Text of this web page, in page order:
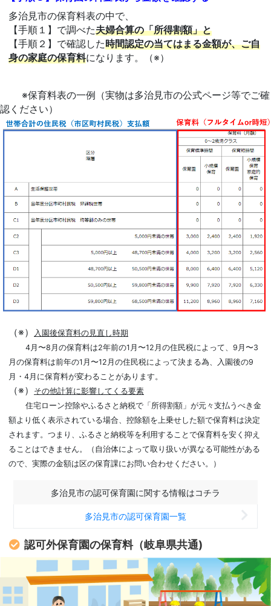
多治見市の保育料表の中で、
【手順１】で調べた夫婦合算の「所得割額」と
【手順２】で確認した時間認定の当てはまる金額が、ご自
身の家庭の保育料になります。（※）
※保育料表の一例（実物は多治見市の公式ページ等でご確
認ください）
（※）
入園後保育料の見直し時期
4月〜8月の保育料は2年前の1月〜12月の住民税によって、9月〜3
月の保育料は前年の1月〜12月の住民税によって決まる為、入園後の9
月・4月に保育料が変わることがあります。
（※）
その他計算に影響してくる要素
住宅ローン控除やふるさと納税で「所得割額」が元々支払うべき金
額より低く表示されている場合、控除額を上乗せした額で保育料は決定
されます。つまり、ふるさと納税等を利用することで保育料を安く抑え
ることはできません。（自治体によって取り扱いが異なる可能性がある
ので、実際の金額は区の保育課にお問い合わせください。）
多治見市の認可保育園に関する情報はコチラ
多治見市の認可保育園一覧
認可外保育園の保育料（岐阜県共通)